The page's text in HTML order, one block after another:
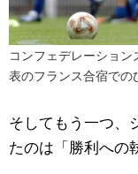
コンフェデレーショ
表のフランス合宿で
そしてもう一つ、
たのは「勝利への